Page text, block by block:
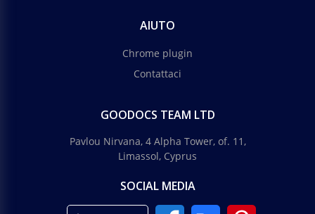
AIUTO
Chrome plugin
Contattaci
GOODOCS TEAM LTD
Pavlou Nirvana, 4 Alpha Tower, of. 11,
Limassol, Cyprus
SOCIAL MEDIA